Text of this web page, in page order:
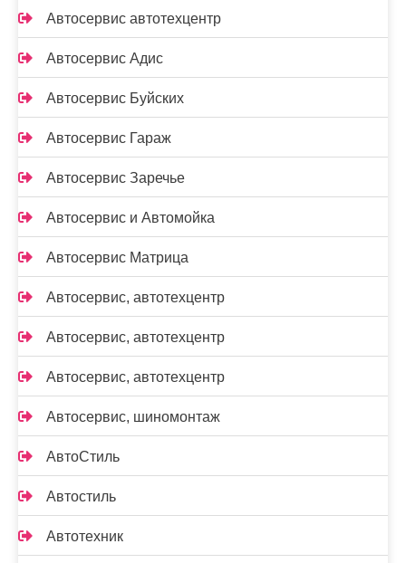
Автосервис автотехцентр
Автосервис Адис
Автосервис Буйских
Автосервис Гараж
Автосервис Заречье
Автосервис и Автомойка
Автосервис Матрица
Автосервис, автотехцентр
Автосервис, автотехцентр
Автосервис, автотехцентр
Автосервис, шиномонтаж
АвтоСтиль
Автостиль
Автотехник